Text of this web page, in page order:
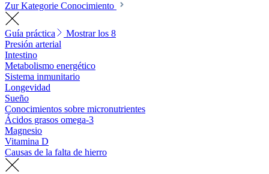
Zur Kategorie Conocimiento
Guía práctica
Mostrar los 8
Presión arterial
Intestino
Metabolismo energético
Sistema inmunitario
Longevidad
Sueño
Conocimientos sobre micronutrientes
Ácidos grasos omega-3
Magnesio
Vitamina D
Causas de la falta de hierro